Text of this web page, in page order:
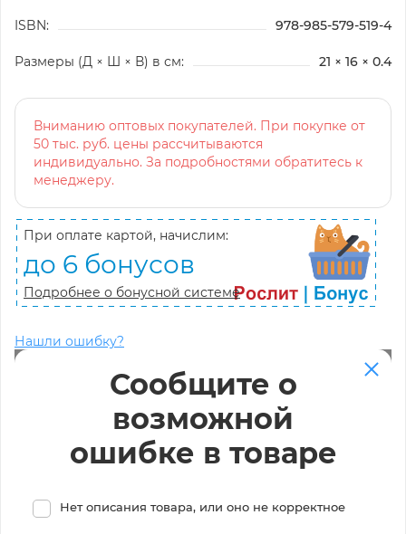
ISBN: 978-985-579-519-4
Размеры (Д × Ш × В) в см: 21 × 16 × 0.4
Вниманию оптовых покупателей. При покупке от
50 тыс. руб. цены рассчитываются
индивидуально. За подробностями обратитесь к
менеджеру.
При оплате картой, начислим:
до 6 бонусов
Подробнее о бонусной системе
Нашли ошибку?
Сообщите о
возможной
ошибке в товаре
Нет описания товара, или оно не корректное